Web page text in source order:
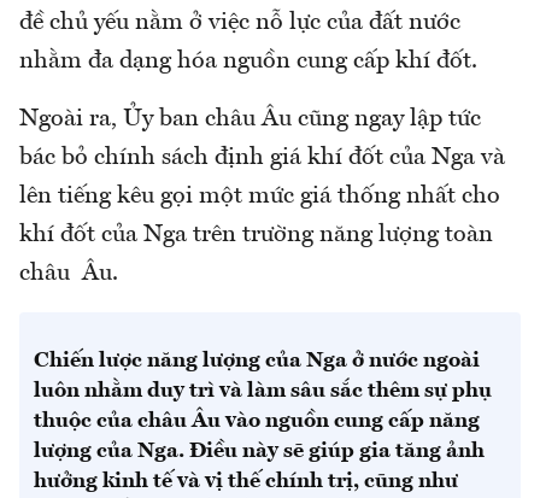
đề chủ yếu nằm ở việc nỗ lực của đất nước
nhằm đa dạng hóa nguồn cung cấp khí đốt.
Ngoài ra, Ủy ban châu Âu cũng ngay lập tức
bác bỏ chính sách định giá khí đốt của Nga và
lên tiếng kêu gọi một mức giá thống nhất cho
khí đốt của Nga trên trường năng lượng toàn
châu Âu.
Chiến lược năng lượng của Nga ở nước ngoài
luôn nhằm duy trì và làm sâu sắc thêm sự phụ
thuộc của châu Âu vào nguồn cung cấp năng
lượng của Nga. Điều này sẽ giúp gia tăng ảnh
hưởng kinh tế và vị thế chính trị, cũng như